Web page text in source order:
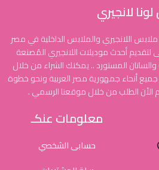
لانجيري
اللانجيري والملابس الداخلية في مصر
ما نسعى لتقديم أحدث موديلات اللانجيري المُصنعة
المستورد .. يمكنك الشراء من خلال
في جميع أنحاء جمهورية مصر العربية ونحو خطوة
الأن الطلب من خلال موقعنا الرسمي .
معلومات عنكـ
حسابى الشخصي